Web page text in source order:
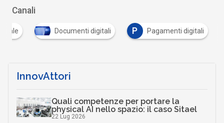
Canali
Documenti digitali P Pagamenti digitali
InnovAttori
Quali competenze per portare la
physical AI nello spazio: il caso Sitael
22 Lug 2026